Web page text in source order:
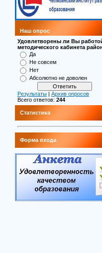
Наш опрос
Удовлетворены ли Вы
методического кабинета
Да
Не совсем
Нет
Абсолютно не доволен
Результаты
Архив опросов
Всего ответов: 244
Статистика
Форма входа